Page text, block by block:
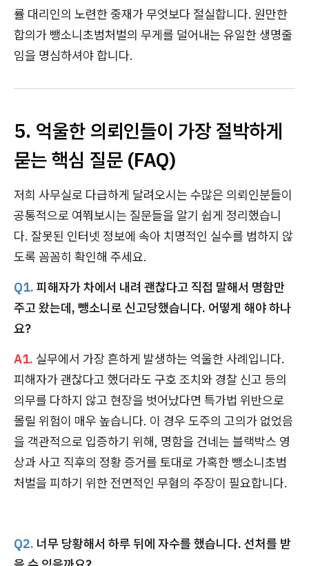
률 대리인의 노련한 중재가 무엇보다 절실합니다. 원만한
합의가 뺑소니초범처벌의 무게를 덜어내는 유일한 생명줄
임을 명심하셔야 합니다.
5. 억울한 의뢰인들이 가장 절박하게
묻는 핵심 질문 (FAQ)
저희 사무실로 다급하게 달려오시는 수많은 의뢰인분들이
공통적으로 여쭤보시는 질문들을 알기 쉽게 정리했습니
다. 잘못된 인터넷 정보에 속아 치명적인 실수를 범하지 않
도록 꼼꼼히 확인해 주세요.
Q1. 피해자가 차에서 내려 괜찮다고 직접 말해서 명함만
주고 왔는데, 뺑소니로 신고당했습니다. 어떻게 해야 하나
요?
A1. 실무에서 가장 흔하게 발생하는 억울한 사례입니다.
피해자가 괜찮다고 했더라도 구호 조치와 경찰 신고 등의
의무를 다하지 않고 현장을 벗어났다면 특가법 위반으로
몰릴 위험이 매우 높습니다. 이 경우 도주의 고의가 없었음
을 객관적으로 입증하기 위해, 명함을 건네는 블랙박스 영
상과 사고 직후의 정황 증거를 토대로 가혹한 뺑소니초범
처벌을 피하기 위한 전면적인 무혐의 주장이 필요합니다.
Q2. 너무 당황해서 하루 뒤에 자수를 했습니다. 선처를 받